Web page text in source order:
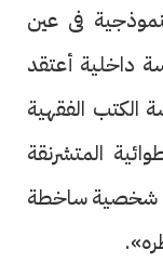
فى عين
وهى مدرسة داخلية أعتقد
الكتب الفقهية
المتشرنقة
شخصية ساخطة